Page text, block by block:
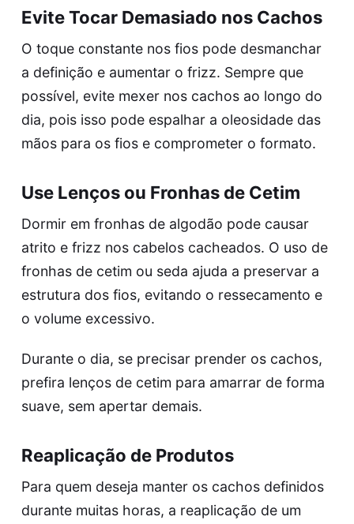
Evite Tocar Demasiado nos Cachos
O toque constante nos fios pode desmanchar
a definição e aumentar o frizz. Sempre que
possível, evite mexer nos cachos ao longo do
dia, pois isso pode espalhar a oleosidade das
mãos para os fios e comprometer o formato.
Use Lenços ou Fronhas de Cetim
Dormir em fronhas de algodão pode causar
atrito e frizz nos cabelos cacheados. O uso de
fronhas de cetim ou seda ajuda a preservar a
estrutura dos fios, evitando o ressecamento e
o volume excessivo.
Durante o dia, se precisar prender os cachos,
prefira lenços de cetim para amarrar de forma
suave, sem apertar demais.
Reaplicação de Produtos
Para quem deseja manter os cachos definidos
durante muitas horas, a reaplicação de um